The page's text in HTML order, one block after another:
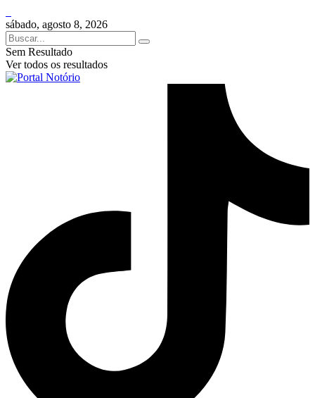
sábado, agosto 8, 2026
Sem Resultado
Ver todos os resultados